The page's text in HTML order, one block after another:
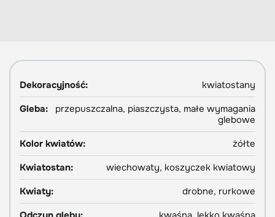
Dekoracyjność:
kwiatostany
Gleba:
przepuszczalna, piaszczysta, małe wymagania
glebowe
Kolor kwiatów:
żółte
Kwiatostan:
wiechowaty, koszyczek kwiatowy
Kwiaty:
drobne, rurkowe